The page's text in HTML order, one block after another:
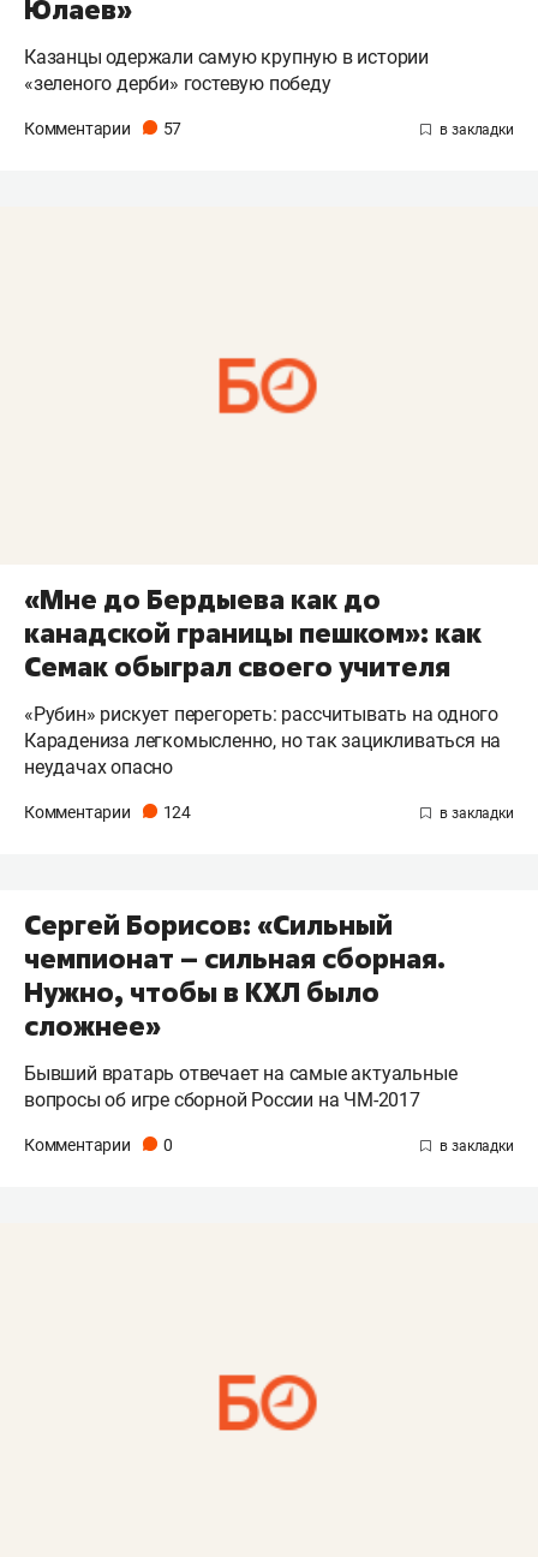
Юлаев»
Казанцы одержали самую крупную в истории
«зеленого дерби» гостевую победу
Комментарии 57
«Мне до Бердыева как до
канадской границы пешком»: как
Семак обыграл своего учителя
«Рубин» рискует перегореть: рассчитывать на одного
Карадениза легкомысленно, но так зацикливаться на
неудачах опасно
Комментарии 124
Сергей Борисов: «Сильный
чемпионат – сильная сборная.
Нужно, чтобы в КХЛ было
сложнее»
Бывший вратарь отвечает на самые актуальные
вопросы об игре сборной России на ЧМ-2017
Комментарии 0